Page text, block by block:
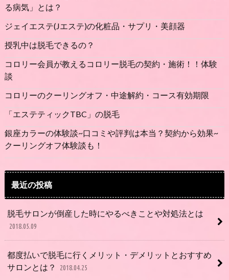
る病気」とは？
ジェイエステ(Jエステ)の化粧品・サプリ・美顔器
授乳中は脱毛できるの？
コロリー会員が教えるコロリー脱毛の契約・施術！！体験
談
コロリーのクーリングオフ・中途解約・コース有効期限
「エステティックTBC」の脱毛
銀座カラーの体験談~口コミや評判は本当？契約から効果~
クーリングオフ体験談も！
最近の投稿
脱毛サロンが倒産した時にやるべきことや対処法とは
2018.05.09
都度払いで脱毛に行くメリット・デメリットとおすすめ
サロンとは？
2018.04.25